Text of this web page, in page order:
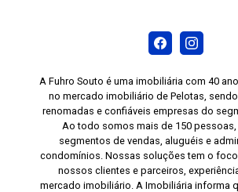
A Fuhro Souto é uma imobiliária com 40
no mercado imobiliário de Pelotas,
renomadas e confiáveis empresas do
Ao todo somos mais de 150 pessoas,
segmentos de vendas, aluguéis e
condomínios. Nossas soluções tem o
nossos clientes e parceiros,
mercado imobiliário. A Imobiliária informa